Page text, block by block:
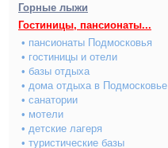
Горные лыжи
Гостиницы, пансионаты...
• пансионаты Подмосковья
• гостиницы и отели
• базы отдыха
• дома отдыха в Подмосковье
• санатории
• мотели
• детские лагеря
• туристические базы